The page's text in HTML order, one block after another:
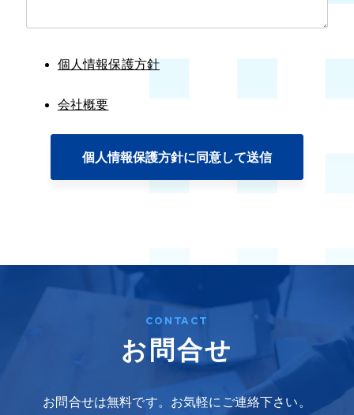
個人情報保護方針
会社概要
CONTACT
お問合せ
お問合せは無料です。お気軽にご連絡下さい。